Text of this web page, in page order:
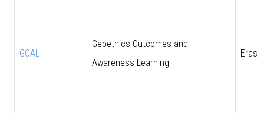
GOAL
Geoethics Outcomes and
Awareness Learning